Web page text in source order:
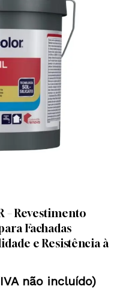
– Revestimento
Fachadas
e Resistência à
não incluído)
para a
eu comentar.